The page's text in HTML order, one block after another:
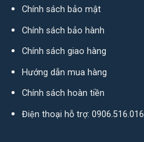
Chính sách bảo mật
Chính sách bảo hành
Chính sách giao hàng
Hướng dẫn mua hàng
Chính sách hoàn tiền
Điện thoại hỗ trợ: 0906.516.016